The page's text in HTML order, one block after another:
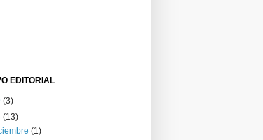
EDITORIAL
(3)
(13)
(1)